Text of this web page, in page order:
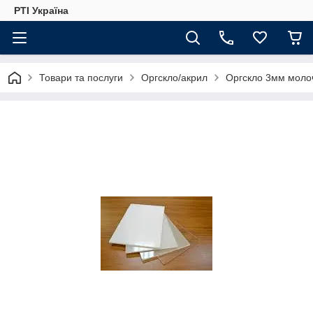
РТІ Україна
Товари та послуги Оргскло/акрил Оргскло 3мм